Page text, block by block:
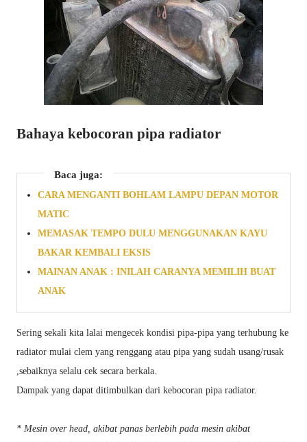
Bahaya kebocoran pipa radiator
Baca juga:
CARA MENGANTI BOHLAM LAMPU DEPAN MOTOR
MATIC
MEMASAK TEMPO DULU MENGGUNAKAN KAYU
BAKAR KEMBALI EKSIS
MAINAN ANAK : INILAH CARANYA MEMILIH BUAT
ANAK
Sering sekali kita lalai mengecek kondisi pipa-pipa yang terhubung ke
radiator mulai clem yang renggang atau pipa yang sudah usang/rusak
,sebaiknya selalu cek secara berkala.
Dampak yang dapat ditimbulkan dari kebocoran pipa radiator.
* Mesin over head, akibat panas berlebih pada mesin akibat